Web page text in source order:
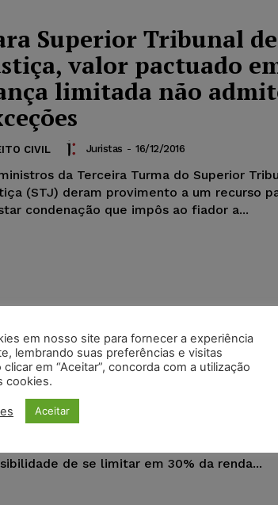
Superior Tribunal de
valor pactuado
limitada não
CIVIL Juristas - 16/12/2016
da Terceira Turma do Superior
(STJ) deram provimento a um recurso
condenação que impôs ao fiador a...
decisão que
de empréstimo
renda líquida
julgamento de recurso especial, a Terceira
de se limitar em 30% da renda...
em nosso site para fornecer a experiência
lembrando suas preferências e visitas
em “Aceitar”, concorda com a utilização
cookies.
Aceitar